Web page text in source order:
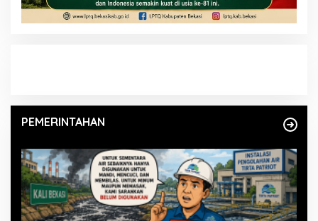
PEMERINTAHAN